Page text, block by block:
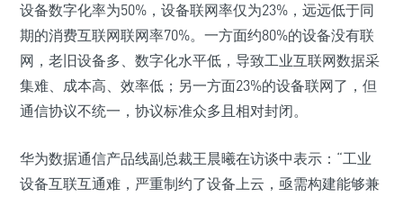
设备数字化率为50%，设备联网率仅为23%，远远低于同
期的消费互联网联网率70%。一方面约80%的设备没有联
网，老旧设备多、数字化水平低，导致工业互联网数据采
集难、成本高、效率低；另一方面23%的设备联网了，但
通信协议不统一，协议标准众多且相对封闭。
华为数据通信产品线副总裁王晨曦在访谈中表示：“工业
设备互联互通难，严重制约了设备上云，亟需构建能够兼